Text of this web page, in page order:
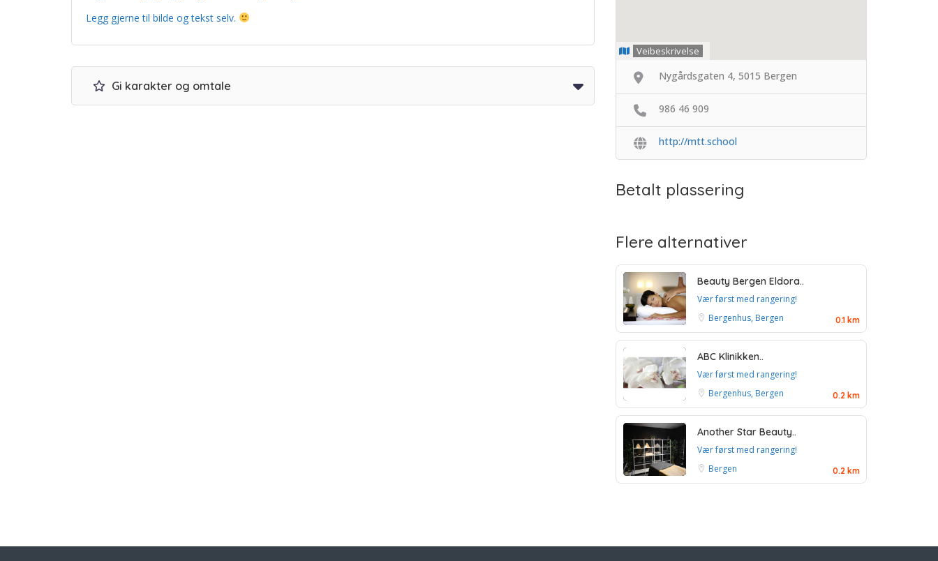
Legg gjerne til bilde og tekst selv.
Gi karakter og omtale
Veibeskrivelse
Nygårdsgaten 4, 5015 Bergen
986 46 909
http://mtt.school
Betalt plassering
Flere alternativer
Beauty Bergen Eldora..
Vær først med rangering!
Bergenhus, Bergen
0.1 km
ABC Klinikken..
Vær først med rangering!
Bergenhus, Bergen
0.2 km
Another Star Beauty..
Vær først med rangering!
Bergen
0.2 km